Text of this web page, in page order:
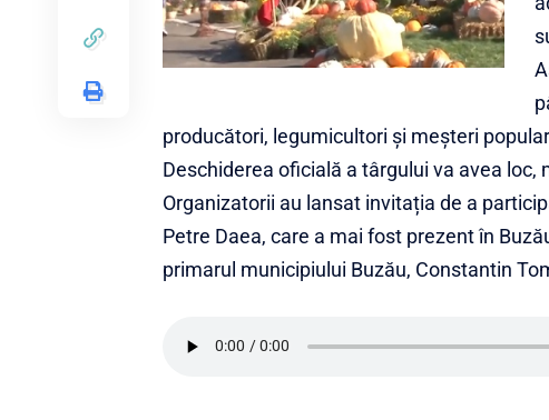
producători, legumicultori și meșteri
Deschiderea oficială a târgului va avea loc,
Organizatorii au lansat invitația de a
Petre Daea, care a mai fost prezent în
primarul municipiului Buzău, Constantin